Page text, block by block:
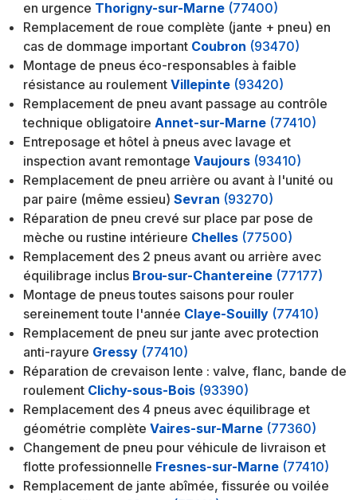
en urgence Thorigny-sur-Marne (77400)
Remplacement de roue complète (jante + pneu) en
cas de dommage important Coubron (93470)
Montage de pneus éco-responsables à faible
résistance au roulement Villepinte (93420)
Remplacement de pneu avant passage au contrôle
technique obligatoire Annet-sur-Marne (77410)
Entreposage et hôtel à pneus avec lavage et
inspection avant remontage Vaujours (93410)
Remplacement de pneu arrière ou avant à l'unité ou
par paire (même essieu) Sevran (93270)
Réparation de pneu crevé sur place par pose de
mèche ou rustine intérieure Chelles (77500)
Remplacement des 2 pneus avant ou arrière avec
équilibrage inclus Brou-sur-Chantereine (77177)
Montage de pneus toutes saisons pour rouler
sereinement toute l'année Claye-Souilly (77410)
Remplacement de pneu sur jante avec protection
anti-rayure Gressy (77410)
Réparation de crevaison lente : valve, flanc, bande de
roulement Clichy-sous-Bois (93390)
Remplacement des 4 pneus avec équilibrage et
géométrie complète Vaires-sur-Marne (77360)
Changement de pneu pour véhicule de livraison et
flotte professionnelle Fresnes-sur-Marne (77410)
Remplacement de jante abîmée, fissurée ou voilée